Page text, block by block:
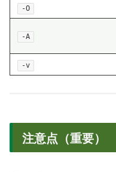
-O
-A
-v
注意点（重要）